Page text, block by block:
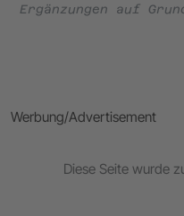
Ergänzungen auf
Werbung/Advertisement
Diese Seite wurde